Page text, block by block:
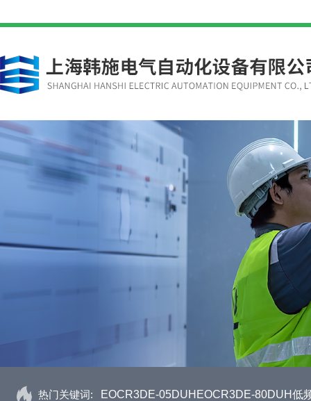
热门关键词: EOCR3DE-05DUHEOCR3DE-80DUH低